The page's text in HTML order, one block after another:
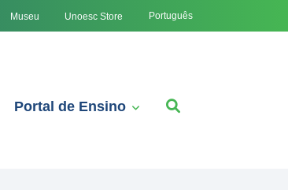
Museu Unoesc Store Português
Portal de Ensino